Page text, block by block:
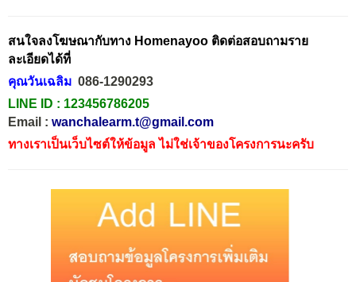
สนใจลงโฆษณากับทาง Homenayoo ติดต่อสอบถามราย
ละเอียดได้ที่
คุณวันเฉลิม 086-1290293
LINE ID : 123456786205
Email : wanchalearm.t@gmail.com
ทางเราเป็นเว็บไซต์ให้ข้อมูล ไม่ใช่เจ้าของโครงการนะครับ